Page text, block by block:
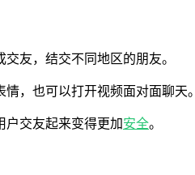
友，结交不同地区的朋友。
，也可以打开视频面对面聊天。
户交友起来变得更加安全。